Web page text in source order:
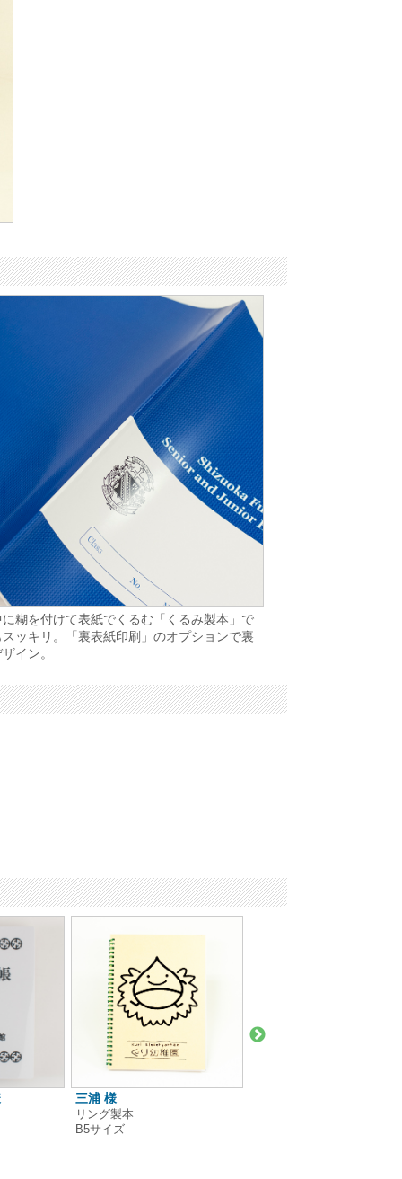
糊を付けて表紙でくるむ「くるみ製本」で
ッキリ。「裏表紙印刷」のオプションで裏
イン。
三浦 様
リング製本
B5サイズ